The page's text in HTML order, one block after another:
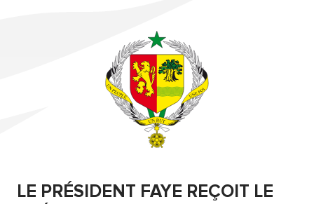
LE PRÉSIDENT FAYE REÇOIT LE